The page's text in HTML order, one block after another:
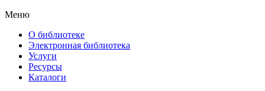
Меню
О библиотеке
Электронная библиотека
Услуги
Ресурсы
Каталоги